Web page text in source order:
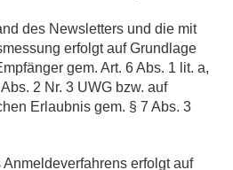
des Newsletters und die mit
erfolgt auf Grundlage
gem. Art. 6 Abs. 1 lit. a,
2 Nr. 3 UWG bzw. auf
Erlaubnis gem. § 7 Abs. 3
erfolgt auf